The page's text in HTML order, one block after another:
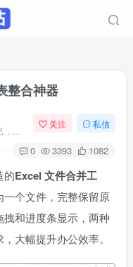
整合神器
关注 私信
0 3393 1082
的Excel 文件合并工
一个文件，完整保留原
和进度条显示，两种
大幅提升办公效率。